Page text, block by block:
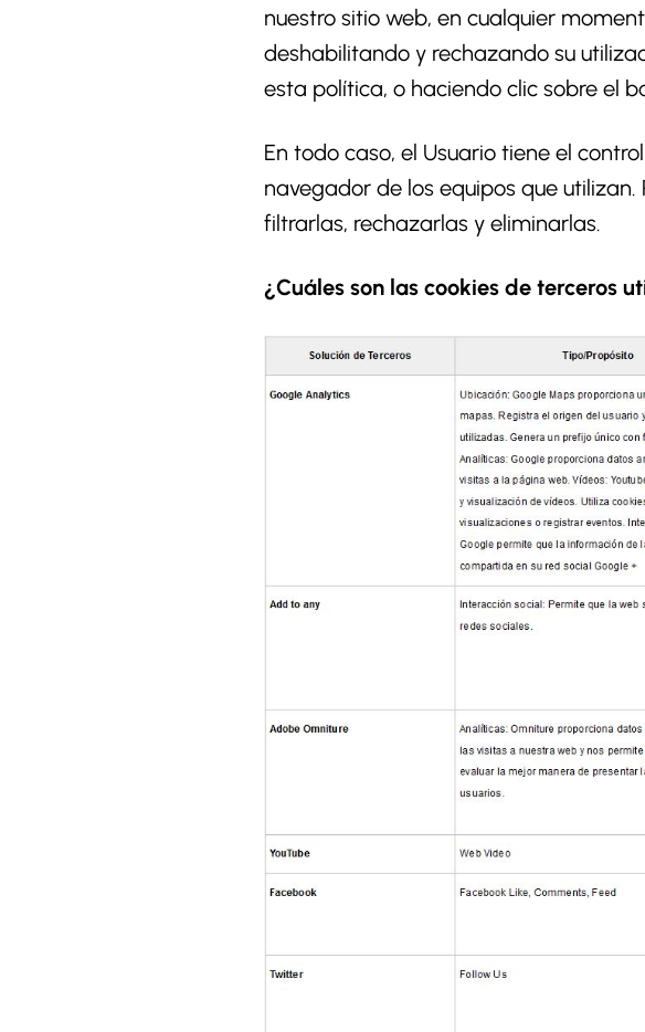
nuestro sitio web, en cualquier
deshabilitando y rechazando su
esta política, o haciendo clic sobre el
En todo caso, el Usuario tiene el
navegador de los equipos que
filtrarlas, rechazarlas y eliminarlas.
¿Cuáles son las cookies de terceros